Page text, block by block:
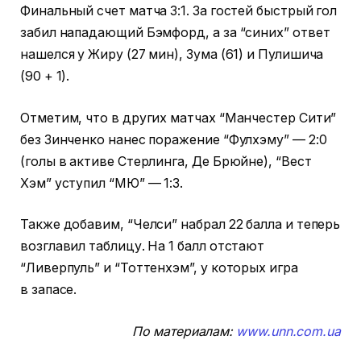
Финальный счет матча 3:1. За гостей быстрый гол
забил нападающий Бэмфорд, а за “синих” ответ
нашелся у Жиру (27 мин), Зума (61) и Пулишича
(90 + 1).
Отметим, что в других матчах “Манчестер Сити”
без Зинченко нанес поражение “Фулхэму” — 2:0
(голы в активе Стерлинга, Де Брюйне), “Вест
Хэм” уступил “МЮ” — 1:3.
Также добавим, “Челси” набрал 22 балла и теперь
возглавил таблицу. На 1 балл отстают
“Ливерпуль” и “Тоттенхэм”, у которых игра
в запасе.
По материалам: www.unn.com.ua